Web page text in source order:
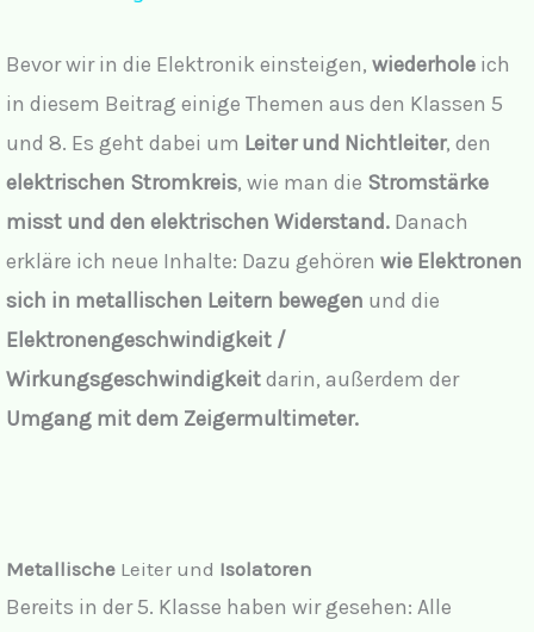
Bevor wir in die Elektronik einsteigen, wiederhole ich
in diesem Beitrag einige Themen aus den Klassen 5
und 8. Es geht dabei um Leiter und Nichtleiter, den
elektrischen Stromkreis, wie man die Stromstärke
misst und den elektrischen Widerstand. Danach
erkläre ich neue Inhalte: Dazu gehören wie Elektronen
sich in metallischen Leitern bewegen und die
Elektronengeschwindigkeit /
Wirkungsgeschwindigkeitdarin, außerdem der
Umgang mit dem Zeigermultimeter.
Metallische Leiter und Isolatoren
Bereits in der 5. Klasse haben wir gesehen: Alle